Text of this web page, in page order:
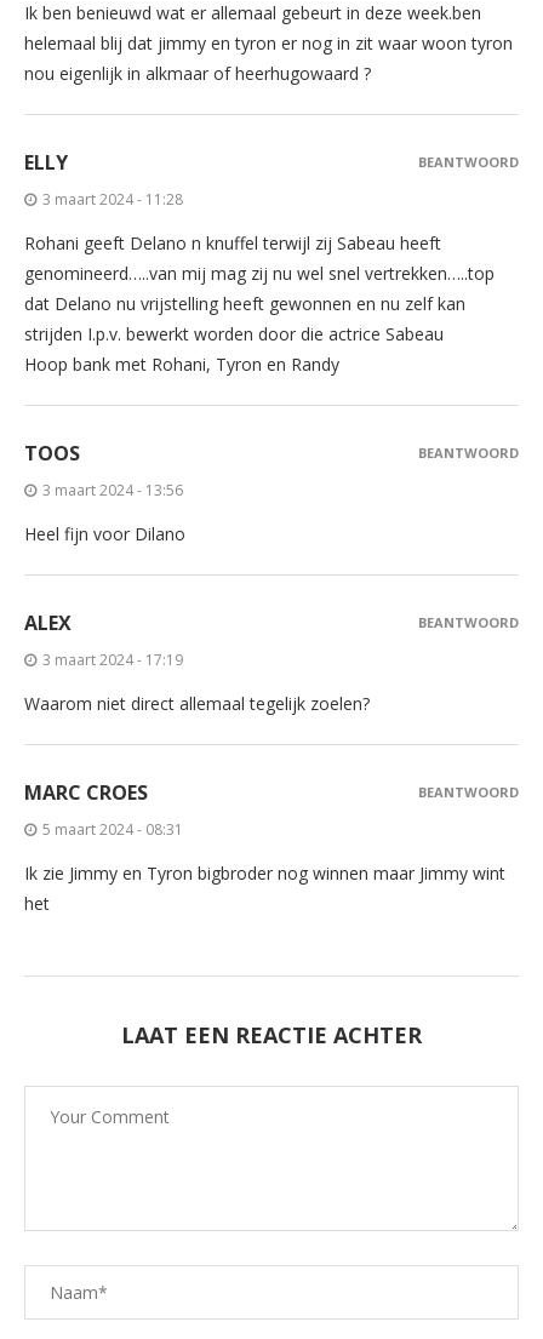
Ik ben benieuwd wat er allemaal gebeurt in deze week.ben
helemaal blij dat jimmy en tyron er nog in zit waar woon tyron
nou eigenlijk in alkmaar of heerhugowaard ?
ELLY
3 maart 2024 - 11:28
Rohani geeft Delano n knuffel terwijl zij Sabeau heeft
genomineerd…..van mij mag zij nu wel snel vertrekken…..top
dat Delano nu vrijstelling heeft gewonnen en nu zelf kan
strijden I.p.v. bewerkt worden door die actrice Sabeau
Hoop bank met Rohani, Tyron en Randy
BEANTWOORD
TOOS
3 maart 2024 - 13:56
Heel fijn voor Dilano
BEANTWOORD
ALEX
3 maart 2024 - 17:19
Waarom niet direct allemaal tegelijk zoelen?
BEANTWOORD
MARC CROES
5 maart 2024 - 08:31
Ik zie Jimmy en Tyron bigbroder nog winnen maar Jimmy wint
het
BEANTWOORD
LAAT EEN REACTIE ACHTER